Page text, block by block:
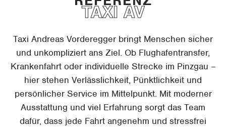
TAXI AV
Taxi Andreas Vorderegger bringt Menschen sicher
und unkompliziert ans Ziel. Ob Flughafentransfer,
Krankenfahrt oder individuelle Strecke im Pinzgau –
hier stehen Verlässlichkeit, Pünktlichkeit und
persönlicher Service im Mittelpunkt. Mit moderner
Ausstattung und viel Erfahrung sorgt das Team
dafür, dass jede Fahrt angenehm und stressfrei